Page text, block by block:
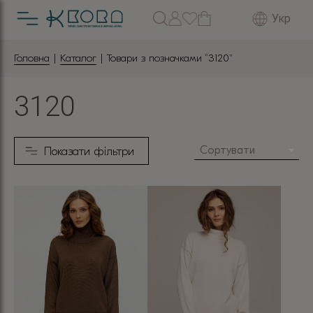
Укр
Головна | Каталог | Товари з позначками “3120”
3120
Показати фільтри Сортувати